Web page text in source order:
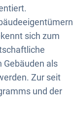
sich zum
als
Zur seit
und der